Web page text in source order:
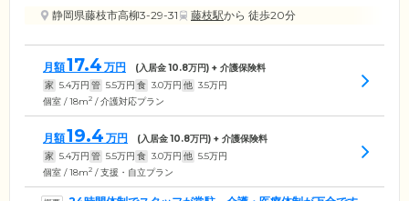
静岡県藤枝市高柳3-29-31
藤枝駅から 徒歩20分
月額17.4 万円 (入居金10.8万円) + 介護保険料
家 5.4万円 管 5.5万円 食 3.0万円 他 3.5万円
個室 / 18m2 / 介護対応プラン
月額19.4 万円 (入居金10.8万円) + 介護保険料
家 5.4万円 管 5.5万円 食 3.0万円 他 5.5万円
個室 / 18m2 / 支援・自立プラン